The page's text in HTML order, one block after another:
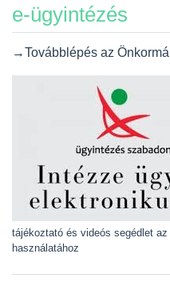
e-ügyintézés
→Továbblépés az
tájékoztató és videós segédlet
használatához